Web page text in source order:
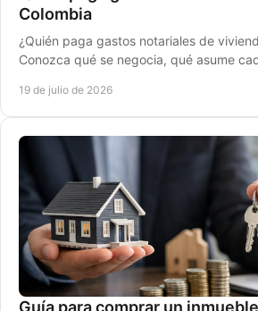
Colombia
¿Quién paga gastos notariales de
Conozca qué se negocia, qué asume
19 de julio de 2026
Guía para comprar un